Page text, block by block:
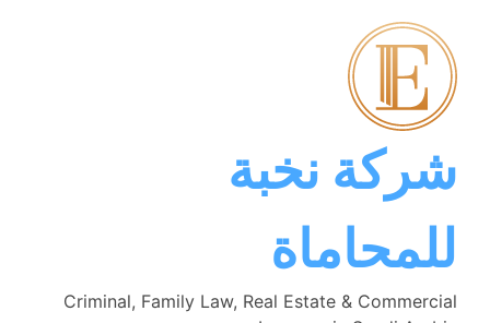
content
شركة نخبة
للمحاماة
Criminal, Family Law, Real Estate & Commercial